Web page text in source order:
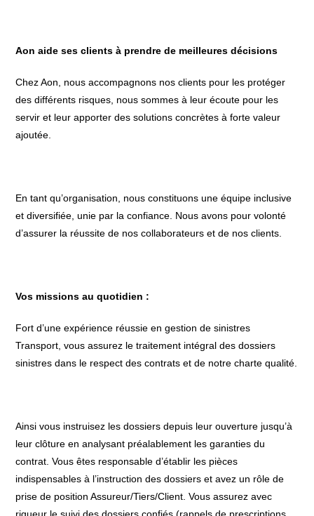
Aon aide ses clients à prendre de meilleures décisions
Chez Aon, nous accompagnons nos clients pour les protéger
des différents risques, nous sommes à leur écoute pour les
servir et leur apporter des solutions concrètes à forte valeur
ajoutée.
En tant qu’organisation, nous constituons une équipe inclusive
et diversifiée, unie par la confiance. Nous avons pour volonté
d’assurer la réussite de nos collaborateurs et de nos clients.
Vos missions au quotidien :
Fort d’une expérience réussie en gestion de sinistres
Transport, vous assurez le traitement intégral des dossiers
sinistres dans le respect des contrats et de notre charte qualité.
Ainsi vous instruisez les dossiers depuis leur ouverture jusqu’à
leur clôture en analysant préalablement les garanties du
contrat. Vous êtes responsable d’établir les pièces
indispensables à l’instruction des dossiers et avez un rôle de
prise de position Assureur/Tiers/Client. Vous assurez avec